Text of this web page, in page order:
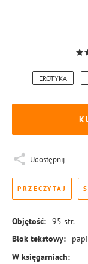
EROTYKA
Udostępnij
PRZECZYTAJ
Objętość: 95 str.
Blok tekstowy:
W księgarniach: